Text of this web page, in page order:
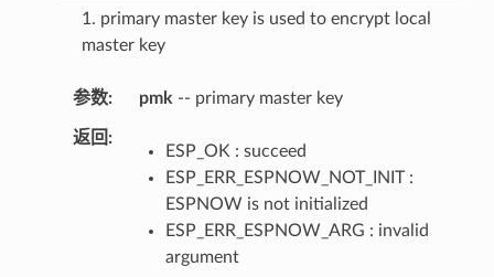
1. primary master key is used to encrypt local
master key
参数 pmk -- primary master key
返回
ESP_OK : succeed
ESP_ERR_ESPNOW_NOT_INIT :
ESPNOW is not initialized
ESP_ERR_ESPNOW_ARG : invalid
argument